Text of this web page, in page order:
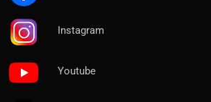
Instagram
Youtube